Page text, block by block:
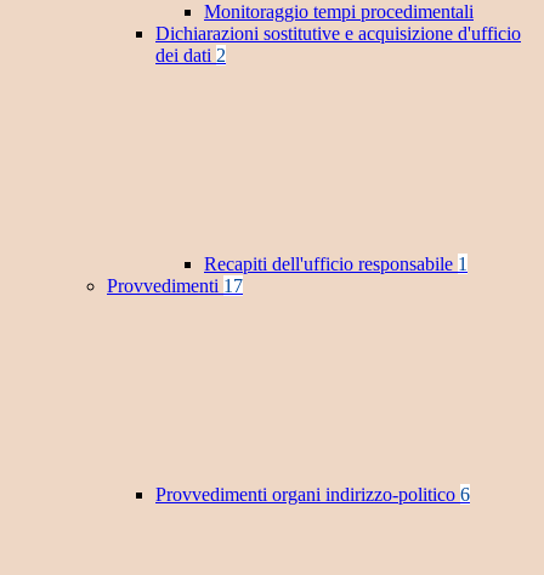
Monitoraggio tempi procedimentali
Dichiarazioni sostitutive e acquisizione d'ufficio
dei dati 2
Recapiti dell'ufficio responsabile 1
Provvedimenti 17
Provvedimenti organi indirizzo-politico 6